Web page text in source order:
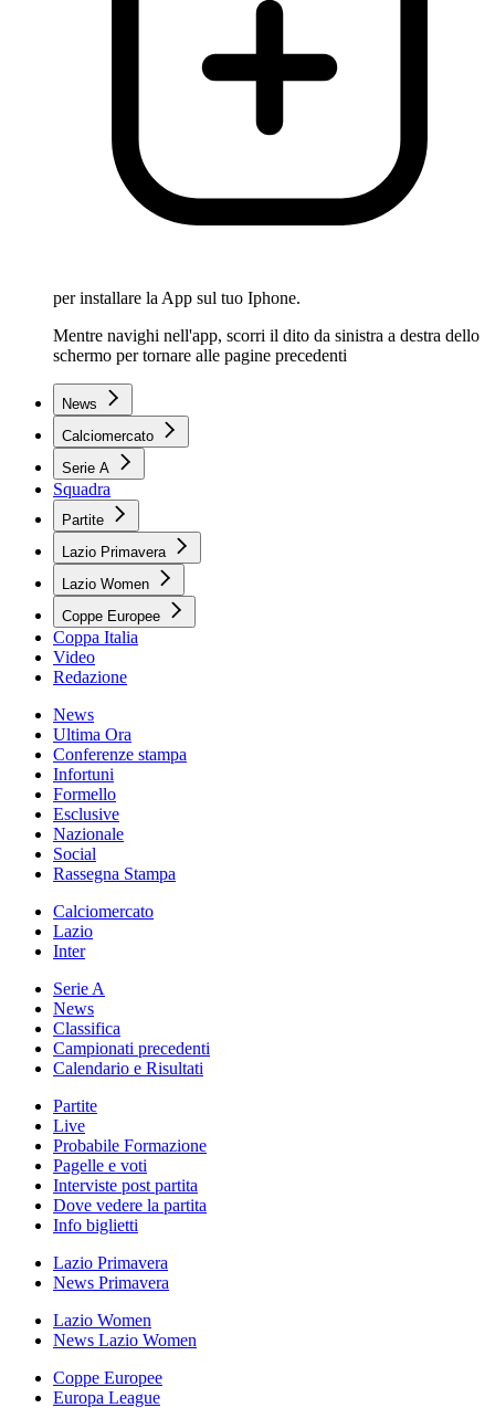
per installare la App sul tuo Iphone.
Mentre navighi nell'app, scorri il dito da sinistra a destra dello
schermo per tornare alle pagine precedenti
News
Calciomercato
Serie A
Squadra
Partite
Lazio Primavera
Lazio Women
Coppe Europee
Coppa Italia
Video
Redazione
News
Ultima Ora
Conferenze stampa
Infortuni
Formello
Esclusive
Nazionale
Social
Rassegna Stampa
Calciomercato
Lazio
Inter
Serie A
News
Classifica
Campionati precedenti
Calendario e Risultati
Partite
Live
Probabile Formazione
Pagelle e voti
Interviste post partita
Dove vedere la partita
Info biglietti
Lazio Primavera
News Primavera
Lazio Women
News Lazio Women
Coppe Europee
Europa League